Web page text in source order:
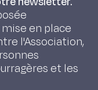
en place
l'Association,
et les